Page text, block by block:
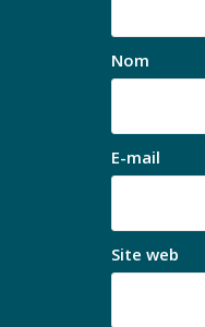
Nom
E-mail
Site web